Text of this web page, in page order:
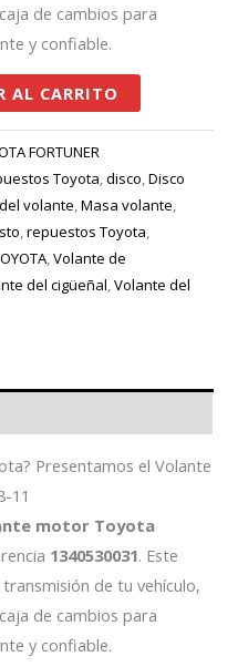
de cambios para
y confiable.
AL CARRITO
FORTUNER
Toyota ,disco ,Disco
volante ,Masa volante
,repuestos Toyota
,Volante de
del cigüeñal ,Volante del
Presentamos el Volante
11
motor Toyota
1340530031. Este
de tu vehículo,
de cambios para
y confiable.